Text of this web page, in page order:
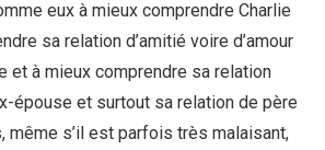
eux à mieux comprendre Charlie
sa relation d’amitié voire d’amour
et à mieux comprendre sa relation
épouse et surtout sa relation de père
même s’il est parfois très malaisant,